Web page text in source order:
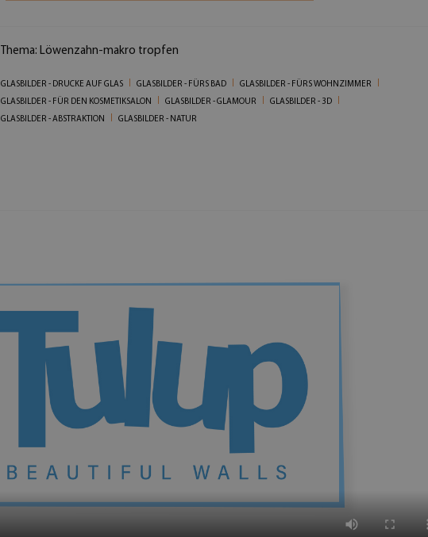
Thema: Löwenzahn-makro tropfen
GLASBILDER - DRUCKE AUF GLAS GLASBILDER - FÜRS BAD
GLASBILDER - FÜRS WOHNZIMMER
GLASBILDER - FÜR DEN KOSMETIKSALON
GLASBILDER - GLAMOUR
GLASBILDER - 3D
GLASBILDER - ABSTRAKTION
GLASBILDER - NATUR